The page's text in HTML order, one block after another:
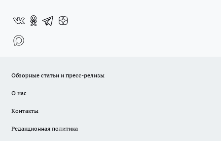
Обзорные статьи и пресс-релизы
О нас
Контакты
Редакционная политика